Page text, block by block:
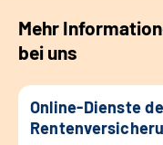
Mehr
bei uns
Online-Dienste